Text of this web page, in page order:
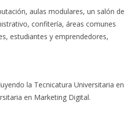
aulas modulares, un salón de
confitería, áreas comunes
estudiantes y emprendedores,
la Tecnicatura Universitaria en
en Marketing Digital.